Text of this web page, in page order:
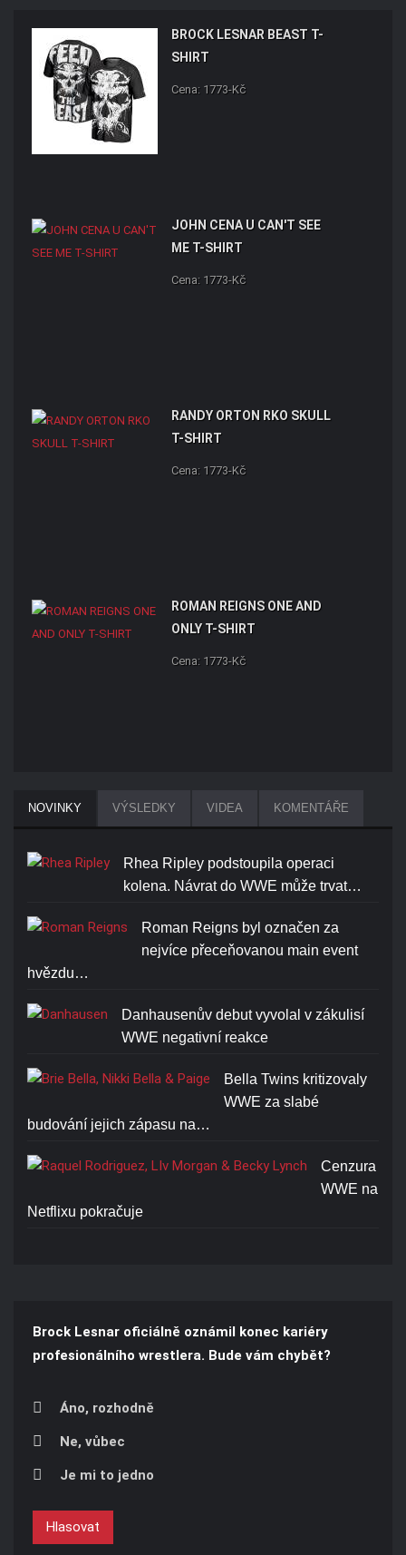
BROCK LESNAR BEAST T-
SHIRT
Cena: 1773-Kč
JOHN CENA U CAN'T SEE
ME T-SHIRT
Cena: 1773-Kč
RANDY ORTON RKO SKULL
T-SHIRT
Cena: 1773-Kč
ROMAN REIGNS ONE AND
ONLY T-SHIRT
Cena: 1773-Kč
NOVINKY VÝSLEDKY VIDEA KOMENTÁŘE
Rhea Ripley podstoupila operaci
kolena. Návrat do WWE může trvat…
Roman Reigns byl označen za
nejvíce přeceňovanou main event
hvězdu…
Danhausenův debut vyvolal v zákulisí
WWE negativní reakce
Bella Twins kritizovaly
WWE za slabé
budování jejich zápasu na…
Cenzura
WWE na
Netflixu pokračuje
Brock Lesnar oficiálně oznámil konec kariéry
profesionálního wrestlera. Bude vám chybět?
Áno, rozhodně
Ne, vůbec
Je mi to jedno
Hlasovat